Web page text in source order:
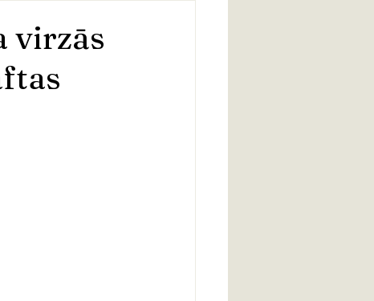
virzās